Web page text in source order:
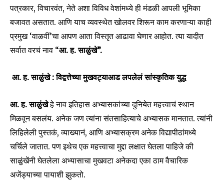
पत्रकार, विचारवंत, नेते अशा विविध वेशांमध्ये ही मंडळी आपली भूमिका
बजावत असतात. आणि याच व्यवस्थेत खोलवर शिरून काम करणाऱ्या काही
प्रमुख ‘वाळवीं’चा आपण आता विस्तृत आढावा घेणार आहोत. त्या यादीत
सर्वात वरचं नाव “आ. ह. साळुंखे”.
आ. ह. साळुंखे : विद्वत्तेच्या मुखवट्याआड लपलेलं सांस्कृतिक युद्ध
आ. ह.साळुंखेहे नाव इतिहास अभ्यासकांच्या दुनियेत महत्त्वाचं स्थान
मिळवून बसलंय. अनेक जण त्यांना संतसाहित्याचे अभ्यासक मानतात. त्यांनी
लिहिलेली पुस्तकं, व्याख्यानं, आणि अभ्यासक्रम अनेक विद्यापीठांमध्ये
चर्चिले जातात. पण इथेच एक महत्त्वाचा मुद्दा लक्षात घेतला पाहिजे की
साळुंखेंनी घेतलेला अभ्यासाचा मुखवटा अनेकदा एका ठाम वैचारिक
अजेंड्याच्या पायाशी झुकतो.